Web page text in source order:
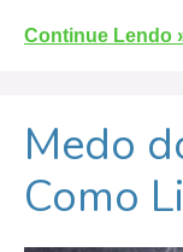
Continue Lendo
Medo
Como